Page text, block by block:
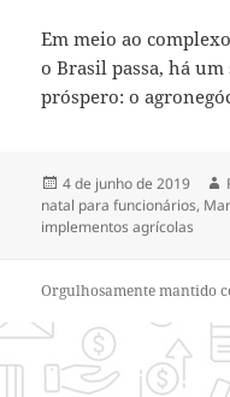
Em meio ao
o Brasil passa, há
próspero: o
Publicado
em
4 de junho de 2019
natal para funcionários,
implementos agrícolas
Orgulhosamente mantido